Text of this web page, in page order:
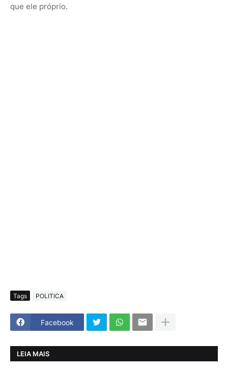
que ele próprio.
Tags POLITICA
Facebook
LEIA MAIS